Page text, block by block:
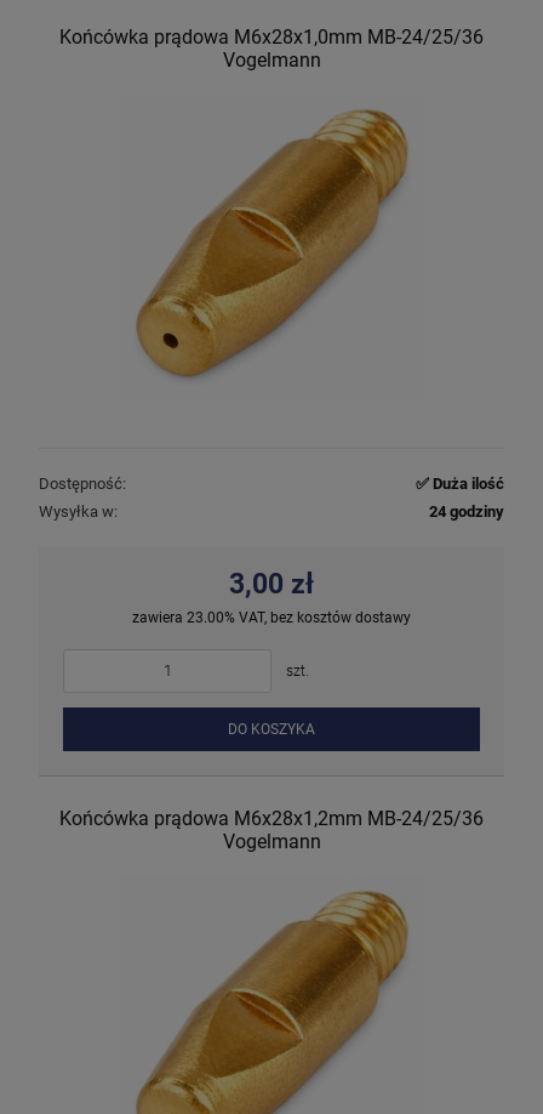
Końcówka prądowa M6x28x1,0mm MB-24/25/36
Vogelmann
Dostępność:
✅ Duża ilość
Wysyłka w:
24 godziny
3,00 zł
zawiera 23.00% VAT, bez kosztów dostawy
szt.
DO KOSZYKA
Końcówka prądowa M6x28x1,2mm MB-24/25/36
Vogelmann